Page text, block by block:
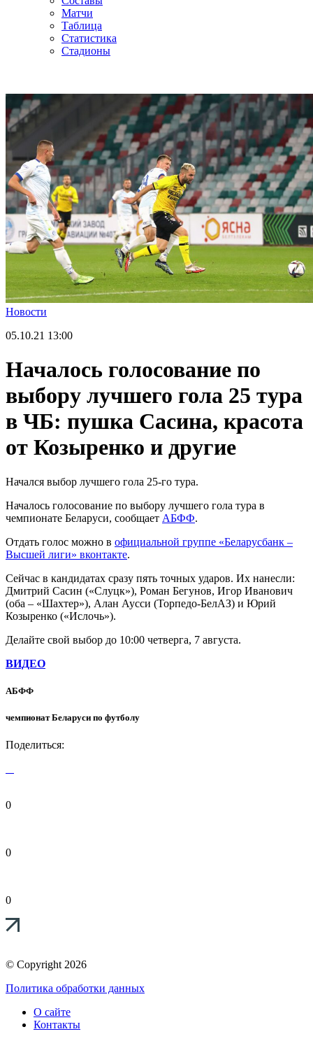
Матчи
Таблица
Статистика
Стадионы
Новости
05.10.21 13:00
Началось голосование по
выбору лучшего гола 25 тура
в ЧБ: пушка Сасина, красота
от Козыренко и другие
Начался выбор лучшего гола 25-го тура.
Началось голосование по выбору лучшего гола тура в
чемпионате Беларуси, сообщает АБФФ.
Отдать голос можно в официальной группе «Беларусбанк –
Высшей лиги» вконтакте.
Сейчас в кандидатах сразу пять точных ударов. Их нанесли:
Дмитрий Сасин («Слуцк»), Роман Бегунов, Игор Иванович
(оба – «Шахтер»), Алан Аусси (Торпедо-БелАЗ) и Юрий
Козыренко («Ислочь»).
Делайте свой выбор до 10:00 четверга, 7 августа.
ВИДЕО
АБФФ
чемпионат Беларуси по футболу
Поделиться:
0
0
0
© Copyright 2026
Политика обработки данных
О сайте
Контакты